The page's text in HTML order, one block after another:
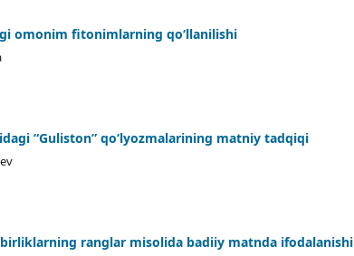
omonim fitonimlarning qoʻllanilishi
“Gulistоn” qo‘lyozmalarining matniy tadqiqi
ranglar misolida badiiy matnda ifodalanishi